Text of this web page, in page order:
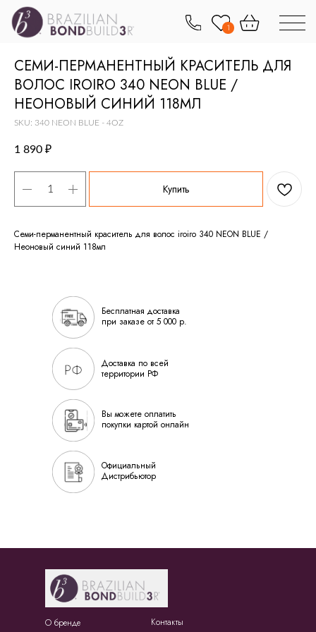
СЕМИ-ПЕРМАНЕНТНЫЙ КРАСИТЕЛЬ ДЛЯ
ВОЛОС IROIRO 340 NEON BLUE /
НЕОНОВЫЙ СИНИЙ 118МЛ
SKU: 340 NEON BLUE - 4OZ
1 890 ₽
Купить
Семи-перманентный краситель для волос iroiro 340 NEON BLUE /
Неоновый синий 118мл
Официальный
Дистрибьютор
Вы можете оплатить
покупки картой онлайн
Доставка по всей
территории РФ
Бесплатная доставка
при заказе от 5 000 р.
О бренде Контакты